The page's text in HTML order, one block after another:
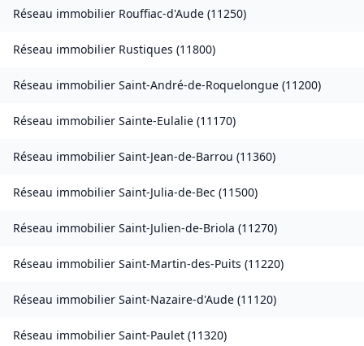
Réseau immobilier Rouffiac-d'Aude (11250)
Réseau immobilier Rustiques (11800)
Réseau immobilier Saint-André-de-Roquelongue (11200)
Réseau immobilier Sainte-Eulalie (11170)
Réseau immobilier Saint-Jean-de-Barrou (11360)
Réseau immobilier Saint-Julia-de-Bec (11500)
Réseau immobilier Saint-Julien-de-Briola (11270)
Réseau immobilier Saint-Martin-des-Puits (11220)
Réseau immobilier Saint-Nazaire-d'Aude (11120)
Réseau immobilier Saint-Paulet (11320)